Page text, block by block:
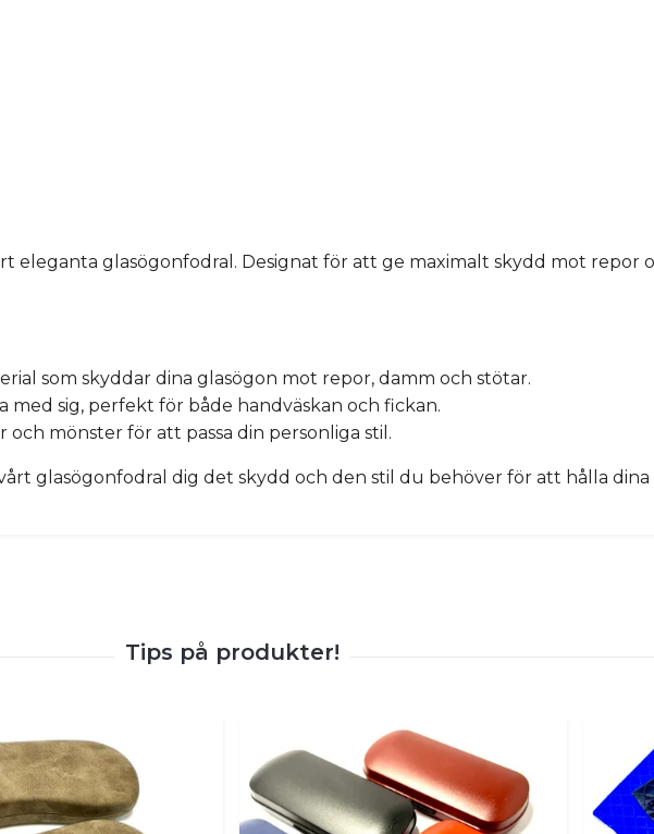
eleganta glasögonfodral. Designat för att ge maximalt skydd mot repor
som skyddar dina glasögon mot repor, damm och stötar.
med sig, perfekt för både handväskan och fickan.
och mönster för att passa din personliga stil.
glasögonfodral dig det skydd och den stil du behöver för att hålla dina